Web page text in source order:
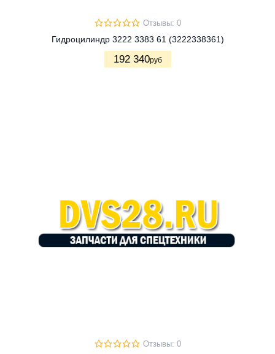
Отзывы: 0
Гидроцилиндр 3222 3383 61 (3222338361)
192 340руб
Отзывы: 0